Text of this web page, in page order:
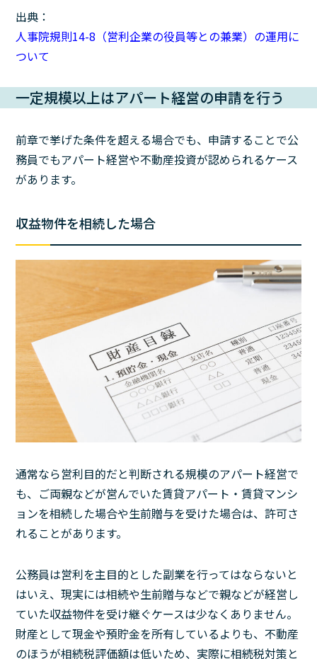
出典：
人事院規則14-8（営利企業の役員等との兼業）の運用に
ついて
一定規模以上はアパート経営の申請を行う
前章で挙げた条件を超える場合でも、申請することで公
務員でもアパート経営や不動産投資が認められるケース
があります。
収益物件を相続した場合
通常なら営利目的だと判断される規模のアパート経営で
も、ご両親などが営んでいた賃貸アパート・賃貸マンシ
ョンを相続した場合や生前贈与を受けた場合は、許可さ
れることがあります。
公務員は営利を主目的とした副業を行ってはならないと
はいえ、現実には相続や生前贈与などで親などが経営し
ていた収益物件を受け継ぐケースは少なくありません。
財産として現金や預貯金を所有しているよりも、不動産
のほうが相続税評価額は低いため、実際に相続税対策と